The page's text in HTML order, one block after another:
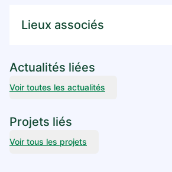
Lieux associés
Actualités liées
Voir toutes les actualités
Projets liés
Voir tous les projets